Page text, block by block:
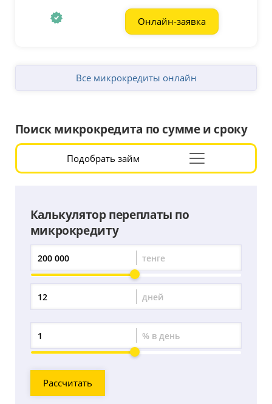
Онлайн-заявка
Все микрокредиты онлайн
Поиск микрокредита по сумме и сроку
Подобрать займРаскрыть
форму
Калькулятор переплаты по
микрокредиту
Сумма
переплаты
тенге
Период
дней
Процент
переплаты
% в день
Рассчитать